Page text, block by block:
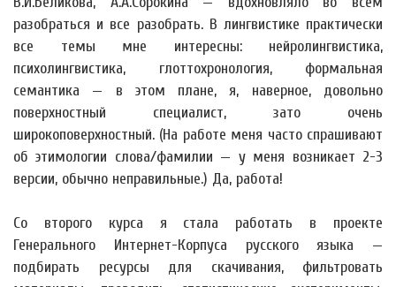
разобраться и все разобрать. В лингвистике практически
все темы мне интересны: нейролингвистика,
психолингвистика, глоттохронология, формальная
семантика — в этом плане, я, наверное, довольно
поверхностный специалист, зато очень
широкоповерхностный. (На работе меня часто спрашивают
об этимологии слова/фамилии — у меня возникает 2-3
версии, обычно неправильные.) Да, работа!
Со второго курса я стала работать в проекте
Генерального Интернет-Корпуса русского языка —
подбирать ресурсы для скачивания, фильтровать